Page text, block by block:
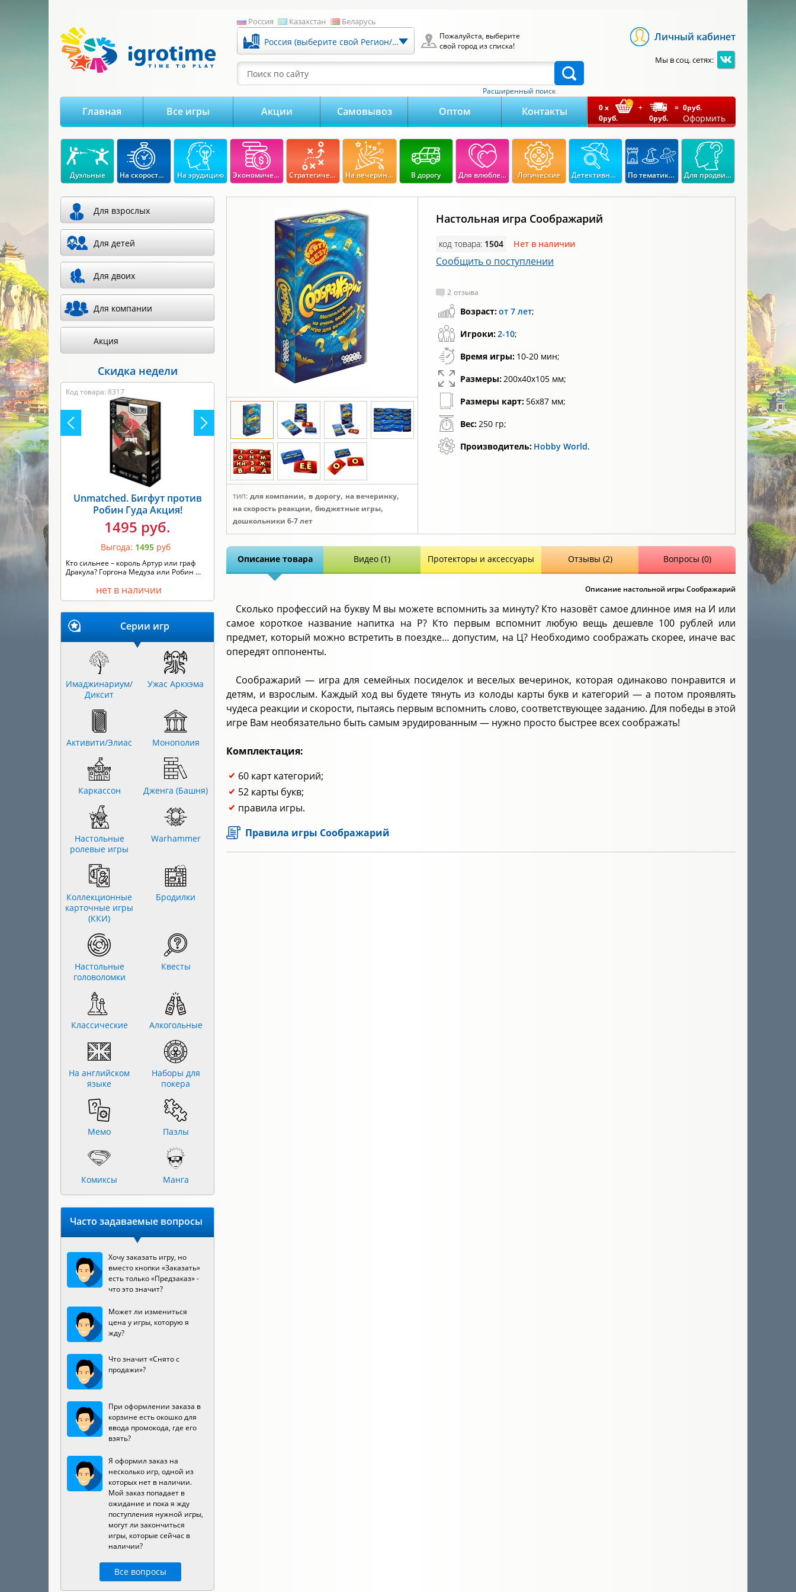
Россия Казахстан Беларусь
Россия (выберите свой Регион/Город)
Пожалуйста, выберите
свой город из списка!
Поиск по сайту
Расширенный поиск
Личный кабинет
Мы в соц. сетях:
Главная Все игры Акции Самовывоз Оптом Контакты 0x
0руб.
+
0руб.
= 0руб.
Оформить
Дуэльные На скорость реакции На эрудицию Экономические Стратегические На вечеринку В дорогу Для влюбленных Логические Детективные По тематикам Для продвинутых
тип: для компании, в дорогу, на вечеринку,
на скорость реакции, бюджетные игры,
дошкольники 6-7 лет
Настольная игра Соображарий
код товара: 1504 Нет в наличии
Сообщить о поступлении
2 отзыва
Возраст:от 7 лет;
Игроки:2-10;
Время игры: 10-20 мин;
Размеры:200х40х105 мм;
Размеры карт: 56х87 мм;
Вес:250 гр;
Производитель: Hobby World.
Описание товара Видео (1) Протекторы и аксессуары Отзывы (2) Вопросы (0)
Описание настольной игры Соображарий
Сколько профессий на букву М вы можете вспомнить за минуту? Кто назовёт самое длинное имя на И или
самое короткое название напитка на Р? Кто первым вспомнит любую вещь дешевле 100 рублей или
предмет, который можно встретить в поездке… допустим, на Ц? Необходимо соображать скорее, иначе вас
опередят оппоненты.
Соображарий — игра для семейных посиделок и веселых вечеринок, которая одинаково понравится и
детям, и взрослым. Каждый ход вы будете тянуть из колоды карты букв и категорий — а потом проявлять
чудеса реакции и скорости, пытаясь первым вспомнить слово, соответствующее заданию. Для победы в этой
игре Вам необязательно быть самым эрудированным — нужно просто быстрее всех соображать!
Комплектация:
60 карт категорий;
52 карты букв;
правила игры.
Правила игры Соображарий
Для взрослых
Для детей
Для двоих
Для компании
Акция
Скидка недели
Код товара: 8317
Unmatched. Бигфут против
Робин Гуда Акция!
1495 руб.
Выгода: 1495 руб
Кто сильнее – король Артур или граф
Дракула? Горгона Медуза или Робин ...
нет в наличии
Серии игр
Имаджинариум/
Диксит
Ужас Аркхэма
Активити/Элиас Монополия
Каркассон Дженга (Башня)
Настольные
ролевые игры
Warhammer
Коллекционные
карточные игры
(ККИ)
Бродилки
Настольные
головоломки
Квесты
Классические Алкогольные
На английском
языке
Наборы для
покера
Мемо Пазлы
Комиксы Манга
Часто задаваемые вопросы
Хочу заказать игру, но
вместо кнопки «Заказать»
есть только «Предзаказ» -
что это значит?
Может ли измениться
цена у игры, которую я
жду?
Что значит «Снято с
продажи»?
При оформлении заказа в
корзине есть окошко для
ввода промокода, где его
взять?
Я оформил заказ на
несколько игр, одной из
которых нет в наличии.
Мой заказ попадает в
ожидание и пока я жду
поступления нужной игры,
могут ли закончиться
игры, которые сейчас в
наличии?
Все вопросы